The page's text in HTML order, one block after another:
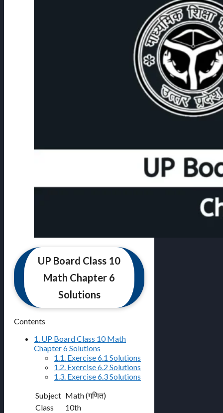
UP Board Class 10
Math Chapter 6
Solutions
Contents
1. UP Board Class 10 Math
Chapter 6 Solutions
1.1. Exercise 6.1 Solutions
1.2. Exercise 6.2 Solutions
1.3. Exercise 6.3 Solutions
Subject Math (गणित)
Class
10th